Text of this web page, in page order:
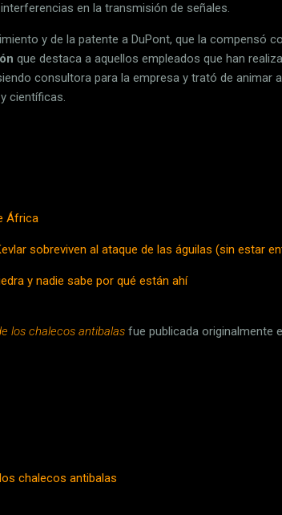
en la transmisión de señales.
y de la patente a DuPont, que la compensó
que destaca a aquellos empleados que han
consultora para la empresa y trató de animar
científicas.
África
sobreviven al ataque de las águilas (sin estar
y nadie sabe por qué están ahí
los chalecos antibalas fue publicada originalmente
chalecos antibalas